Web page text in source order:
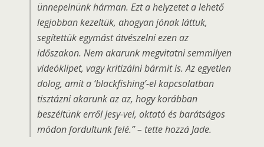
ünnepelnünk hárman. Ezt a helyzetet a lehető
legjobban kezeltük, ahogyan jónak láttuk,
segítettük egymást átvészelni ezen az
időszakon. Nem akarunk megvitatni semmilyen
videóklipet, vagy kritizálni bármit is. Az egyetlen
dolog, amit a ‘blackfishing’-el kapcsolatban
tisztázni akarunk az az, hogy korábban
beszéltünk erről Jesy-vel, oktató és barátságos
módon fordultunk felé.” – tette hozzá Jade.